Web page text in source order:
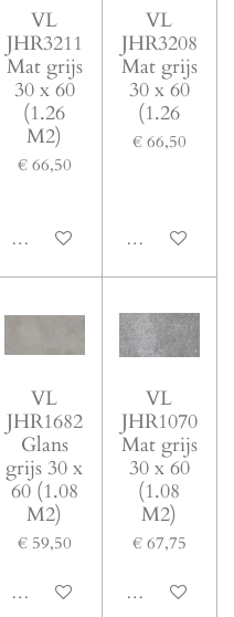
VL
JHR3211
Mat grijs
30 x 60
(1.26
M2)
€ 66,50
In winkelwagen
VL
JHR3208
Mat grijs
30 x 60
(1.26
€ 66,50
In
VL
JHR1682
Glans
grijs 30 x
60 (1.08
M2)
€ 59,50
In winkelwagen
VL
JHR1070
Mat grijs
30 x 60
(1.08
M2)
€ 67,75
In